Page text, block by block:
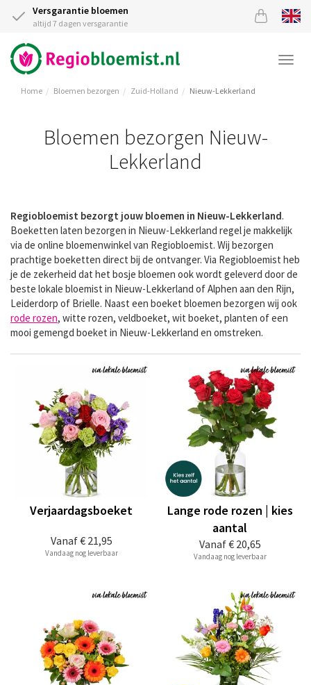
Versgarantie bloemen
altijd 7 dagen versgarantie
Home Bloemen bezorgen Zuid-Holland Nieuw-Lekkerland
Bloemen bezorgen Nieuw-
Lekkerland
Regiobloemist bezorgt jouw bloemen in Nieuw-Lekkerland.
Boeketten laten bezorgen in Nieuw-Lekkerland regel je makkelijk
via de online bloemenwinkel van Regiobloemist. Wij bezorgen
prachtige boeketten direct bij de ontvanger. Via Regiobloemist heb
je de zekerheid dat het bosje bloemen ook wordt geleverd door de
beste lokale bloemist in Nieuw-Lekkerland of Alphen aan den Rijn,
Leiderdorp of Brielle. Naast een boeket bloemen bezorgen wij ook
rode rozen, witte rozen, veldboeket, wit boeket, planten of een
mooi gemengd boeket in Nieuw-Lekkerland en omstreken.
Vanaf€ 21,95
Verjaardagsboeket
Vandaag nog leverbaar
Vanaf€ 20,65
Lange rode rozen | kies
aantal
Vandaag nog leverbaar